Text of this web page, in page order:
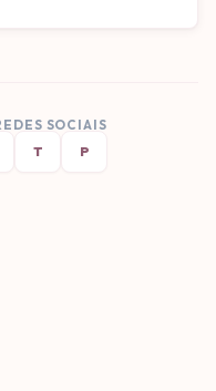
SOCIAIS
T P